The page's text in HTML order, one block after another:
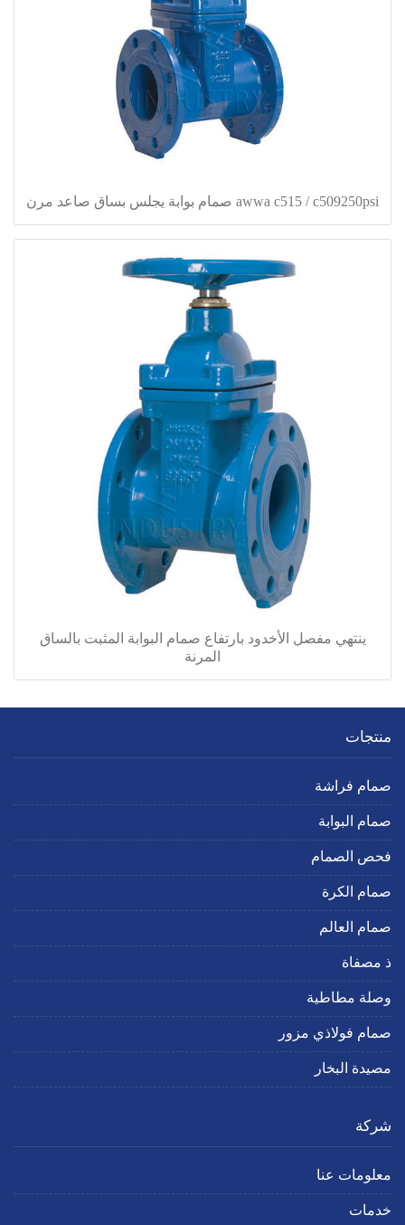
awwa c515 / c509250psi صمام بوابة يجلس بساق صاعد مرن
ينتهي مفصل الأخدود بارتفاع صمام البوابة المثبت بالساق
المرنة
منتجات
صمام فراشة
صمام البوابة
فحص الصمام
صمام الكرة
صمام العالم
ذ مصفاة
وصلة مطاطية
صمام فولاذي مزور
مصيدة البخار
شركة
معلومات عنا
خدمات